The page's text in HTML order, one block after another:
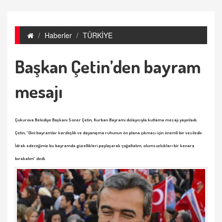
Haberler TÜRKİYE
Başkan Çetin’den bayram
mesajı
Çukurova Belediye Başkanı Soner Çetin, Kurban Bayramı dolayısıyla kutlama mesajı yayınladı.
Çetin, "Dini bayramlar kardeşlik ve dayanışma ruhunun ön plana çıkması için önemli bir vesiledir.
İdrak edeceğimiz bu bayramda güzellikleri paylaşarak çoğaltalım, olumsuzlukları bir kenara
bırakalım" dedi.